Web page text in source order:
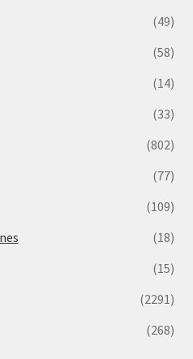
(49)
(58)
(14)
(33)
(802)
(77)
(109)
(18)
(15)
(2291)
(268)